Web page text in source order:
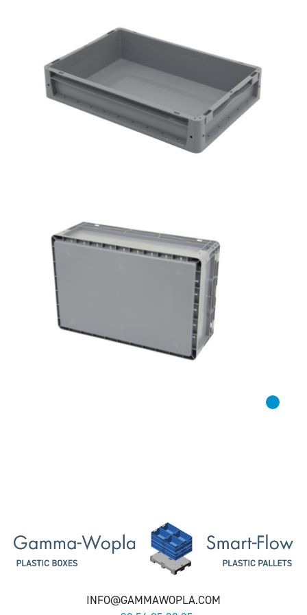
INFO@GAMMAWOPLA.COM